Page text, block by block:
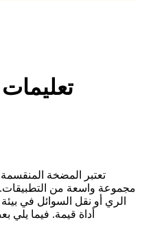
تعتبر المضخة
مجموعة واسعة من
الري أو نقل السوائل في
أداة قيمة. فيما يلي